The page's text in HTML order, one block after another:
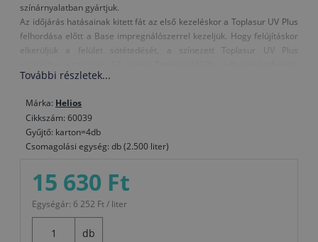
színárnyalatban gyártjuk.
Az időjárás hatásainak kitett fát az első kezeléskor a Toplasur UV Plus
felhordása előtt a Base impregnálószerrel kezeljük. Hogy felújításkor
elkerüljük a felület sötétedését, a színezett Toplasur UV Plus
azonos mennyiségben és az így kapott keveréket visszük fel a
Amikor kerti bútort festünk vagy mechanikai igénybevételnek kitett
faelemeket, az igénybevétel előtt egy héten keresztül hagyjuk
száradni.
alkalmas utolsó bevonatrétegként a sötét színű lazúrokra, vagy a
sötétebb színárnyalatú fafajtákra, mivel a különleges UV-szűrők
és elnyelők tejszerű külsőt adhatnak a felületnek.
További részletek...
Márka: Helios
Cikkszám: 60039
Gyűjtő: karton=4db
Csomagolási egység: db (2.500 liter)
15 630 Ft
Egységár: 6 252 Ft / liter
db